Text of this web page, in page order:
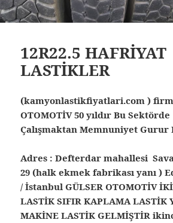
12R22.5 HAFRİYAT
LASTİKLER
(kamyonlastikfiyatlari.com )
OTOMOTİV 50 yıldır Bu
Çalışmaktan Memnuniyet
Adres : Defterdar mahallesi
29 (halk ekmek fabrikası yanı )
/ İstanbulGÜLSER OTOMOTİV
LASTİK SIFIR KAPLAMA LASTİK
MAKİNE LASTİK GELMİŞTİR